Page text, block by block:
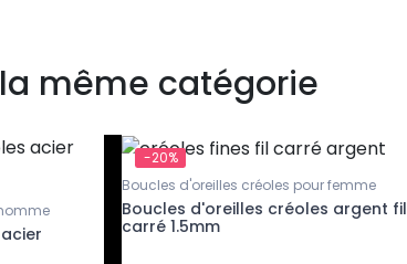
même catégorie
-20%
Boucles d'oreilles créoles pour femme
Boucles d'oreilles créoles argent fil
carré 1.5mm